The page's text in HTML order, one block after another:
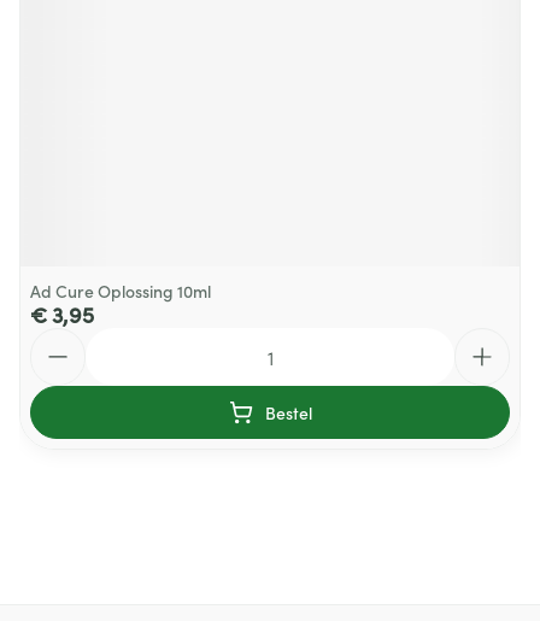
Ad Cure Oplossing 10ml
€ 3,95
Bestel